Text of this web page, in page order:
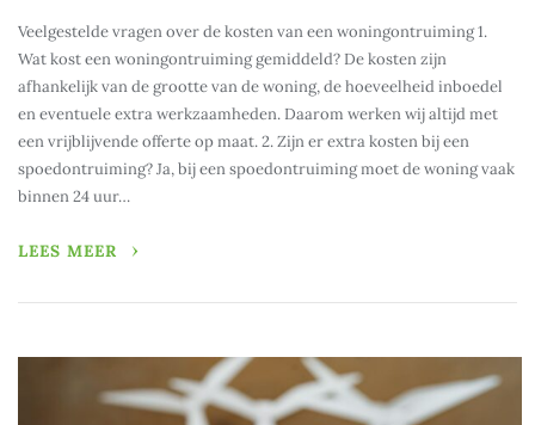
Veelgestelde vragen over de kosten van een woningontruiming 1.
Wat kost een woningontruiming gemiddeld? De kosten zijn
afhankelijk van de grootte van de woning, de hoeveelheid inboedel
en eventuele extra werkzaamheden. Daarom werken wij altijd met
een vrijblijvende offerte op maat. 2. Zijn er extra kosten bij een
spoedontruiming? Ja, bij een spoedontruiming moet de woning vaak
binnen 24 uur…
LEES MEER